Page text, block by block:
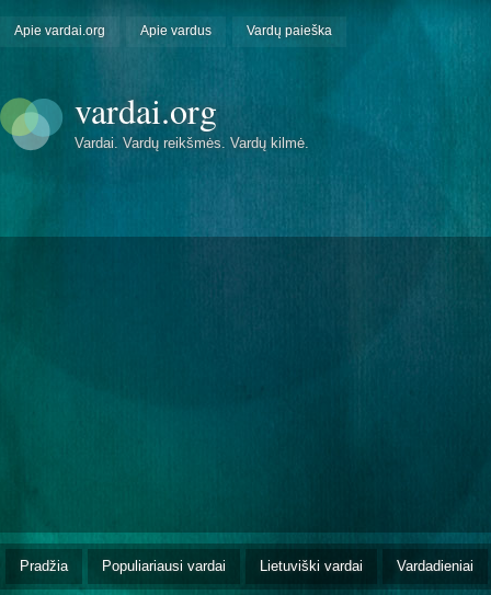
Apie vardai.org Apie vardus Vardų paieška
vardai.org
Vardai. Vardų reikšmės. Vardų kilmė.
Pradžia Populiariausi vardai Lietuviški vardai Vardadieniai